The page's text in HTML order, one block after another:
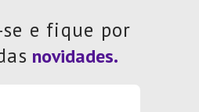
se e fique por